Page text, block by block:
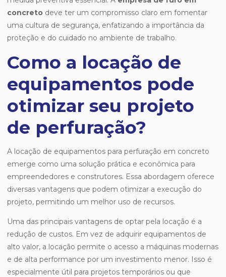
concreto deve ter um compromisso claro em fomentar
uma cultura de segurança, enfatizando a importância da
proteção e do cuidado no ambiente de trabalho.
Como a locação de
equipamentos pode
otimizar seu projeto
de perfuração?
A locação de equipamentos para perfuração em concreto
emerge como uma solução prática e econômica para
empreendedores e construtores. Essa abordagem oferece
diversas vantagens que podem otimizar a execução do
projeto, permitindo um melhor uso de recursos.
Uma das principais vantagens de optar pela locação é a
redução de custos. Em vez de adquirir equipamentos de
alto valor, a locação permite o acesso a máquinas modernas
e de alta performance por um investimento menor. Isso é
especialmente útil para projetos temporários ou que